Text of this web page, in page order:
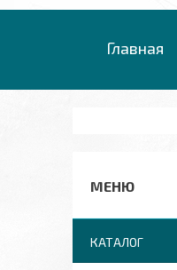
Главная
КАТАЛОГ